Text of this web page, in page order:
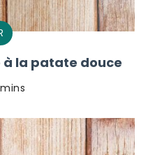
à la patate douce